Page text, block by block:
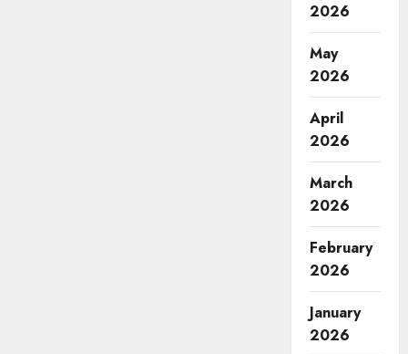
2026
May
2026
April
2026
March
2026
February
2026
January
2026